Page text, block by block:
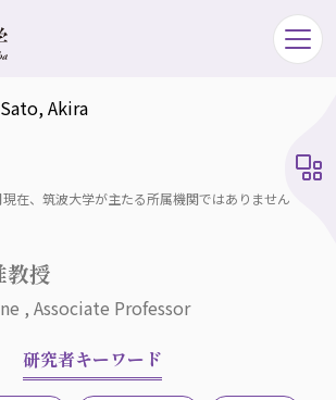
Akira
在、筑波大学が主たる所属機関ではありません
教授
, Associate Professor
研究者キーワード